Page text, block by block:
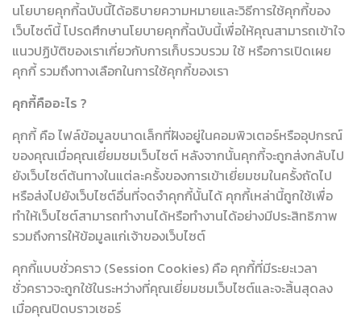
นโยบายคุกกี้ฉบับนี้ได้อธิบายความหมายและวิธีการใช้คุกกี้ของ
เว็บไซต์นี้ โปรดศึกษานโยบายคุกกี้ฉบับนี้เพื่อให้คุณสามารถเข้าใจ
แนวปฏิบัติของเราเกี่ยวกับการเก็บรวบรวม ใช้ หรือการเปิดเผย
คุกกี้ รวมถึงทางเลือกในการใช้คุกกี้ของเรา
คุกกี้คืออะไร ?
คุกกี้ คือ ไฟล์ข้อมูลขนาดเล็กที่ฝังอยู่ในคอมพิวเตอร์หรืออุปกรณ์
ของคุณเมื่อคุณเยี่ยมชมเว็บไซต์ หลังจากนั้นคุกกี้จะถูกส่งกลับไป
ยังเว็บไซต์ต้นทางในแต่ละครั้งของการเข้าเยี่ยมชมในครั้งถัดไป
หรือส่งไปยังเว็บไซต์อื่นที่จดจำคุกกี้นั้นได้ คุกกี้เหล่านี้ถูกใช้เพื่อ
ทำให้เว็บไซต์สามารถทำงานได้หรือทำงานได้อย่างมีประสิทธิภาพ
รวมถึงการให้ข้อมูลแก่เจ้าของเว็บไซต์
คุกกี้แบบชั่วคราว (Session Cookies) คือ คุกกี้ที่มีระยะเวลา
ชั่วคราวจะถูกใช้ในระหว่างที่คุณเยี่ยมชมเว็บไซต์และจะสิ้นสุดลง
เมื่อคุณปิดบราวเซอร์